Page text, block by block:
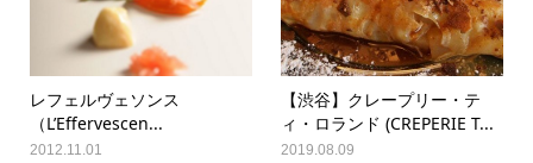
レフェルヴェソンス
（L’Effervescen...
2012.11.01
【渋谷】クレープリー・テ
ィ・ロランド (CREPERIE T...
2019.08.09